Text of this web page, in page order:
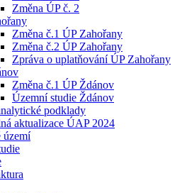
Změna ÚP č. 2
Změna č.1 ÚP Zahořany
Změna č.2 ÚP Zahořany
Zpráva o uplatňování ÚP Zahořany
Změna č.1 ÚP Ždánov
Územní studie Ždánov
podklady
aktualizace ÚAP 2024
území